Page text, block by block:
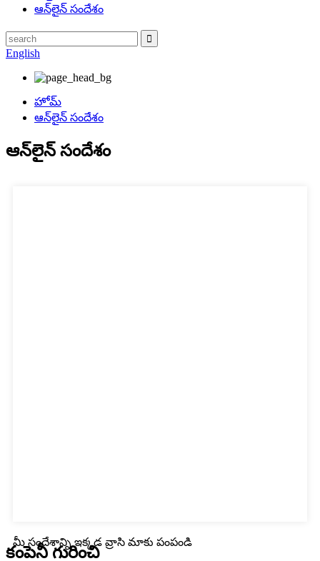
ఆన్‌లైన్ సందేశం
English
హోమ్
ఆన్‌లైన్ సందేశం
ఆన్‌లైన్ సందేశం
మీ సందేశాన్ని ఇక్కడ వ్రాసి మాకు పంపండి
కంపెనీ గురించి